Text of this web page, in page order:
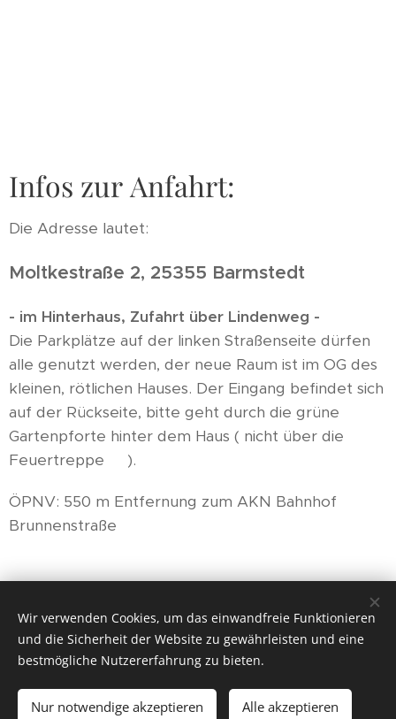
Infos zur Anfahrt:
Die Adresse lautet:
Moltkestraße 2, 25355 Barmstedt
- im Hinterhaus, Zufahrt über Lindenweg -
Die Parkplätze auf der linken Straßenseite dürfen
alle genutzt werden, der neue Raum ist im OG des
kleinen, rötlichen Hauses. Der Eingang befindet sich
auf der Rückseite, bitte geht durch die grüne
Gartenpforte hinter dem Haus ( nicht über die
Feuertreppe 😉).
ÖPNV: 550 m Entfernung zum AKN Bahnhof
Brunnenstraße
© 2026VokalWerk - Deine Singschule
reserviert.
Unterstützt vonWebnode Cookies
Wir verwenden Cookies, um das einwandfreie Funktionieren
und die Sicherheit der Website zu gewährleisten und eine
bestmögliche Nutzererfahrung zu bieten.
Nur notwendige akzeptieren Alle akzeptieren